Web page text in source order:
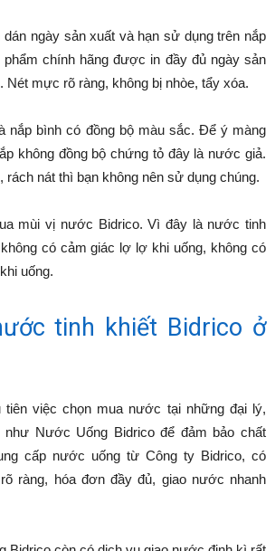
ngày sản xuất và hạn sử dụng trên nắp
chính hãng được in đầy đủ ngày sản
Nét mực rõ ràng, không bị nhòe, tẩy xóa.
nắp bình có đồng bộ màu sắc. Để ý màng
không đồng bộ chứng tỏ đây là nước giả.
rách nát thì bạn không nên sử dụng chúng.
mùi vị nước Bidrico. Vì đây là nước tinh
có cảm giác lợ lợ khi uống, không có
uống.
tinh khiết Bidrico ở
tiên việc chọn mua nước tại những đại lý,
Nước Uống Bidrico để đảm bảo chất
cấp nước uống từ Công ty Bidrico, có
ràng, hóa đơn đầy đủ, giao nước nhanh